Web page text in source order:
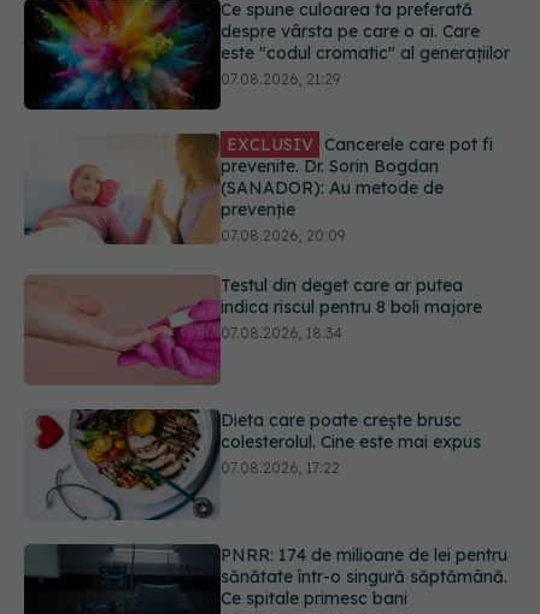
EXCLUSIV Cancerele care pot fi
prevenite. Dr. Sorin Bogdan
(SANADOR): Au metode de
prevenție
Testul din deget care ar putea
indica riscul pentru 8 boli majore
07.08.2026, 18:34
Dieta care poate crește brusc
colesterolul. Cine este mai expus
07.08.2026, 17:22
PNRR: 174 de milioane de lei pentru
sănătate într-o singură săptămână.
Ce spitale primesc bani
Ce spune culoarea ta preferată
despre vârsta pe care o ai. Care
este "codul cromatic" al generațiilor